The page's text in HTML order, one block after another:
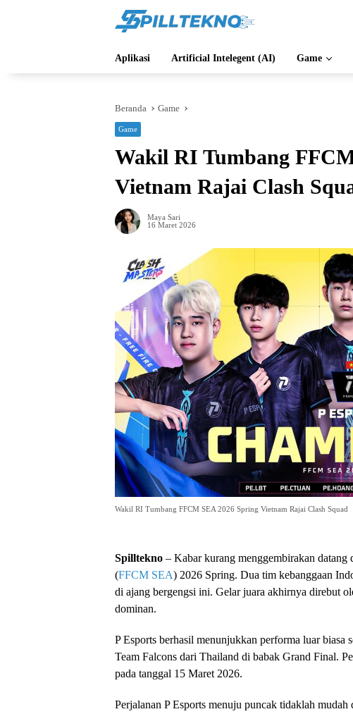
Aplikasi Artificial Intelegent (AI) Game
Beranda Game
Game
Wakil RI Tumbang
Vietnam Rajai Clash
Maya Sari
16 Maret 2026
Wakil RI Tumbang FFCM SEA 2026 Spring Vietnam Rajai Clash Squad
Spilltekno – Kabar kurang menggembirakan datang
(FFCM SEA) 2026 Spring. Dua tim kebanggaan
di ajang bergengsi ini. Gelar juara akhirnya direbut
dominan.
P Esports berhasil menunjukkan performa luar biasa
Team Falcons dari Thailand di babak Grand Final.
pada tanggal 15 Maret 2026.
Perjalanan P Esports menuju puncak tidaklah